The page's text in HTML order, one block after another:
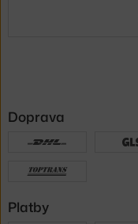
Doprava
Platby